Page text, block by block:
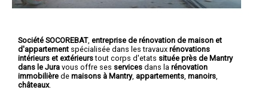
Société SOCOREBAT, entreprise de rénovation de maison et
d'appartement spécialisée dans les travaux rénovations
intérieurs et extérieurstout corps d'etats située près de Mantry
dans le Jura vous offre ses services dans la rénovation
immobilière de maisons à Mantry, appartements manoirs
châteaux.